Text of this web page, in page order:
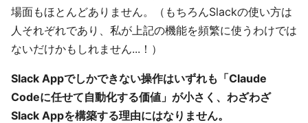
場面もほとんどありません。（もちろんSlackの使い方は
人それぞれであり、私が上記の機能を頻繁に使うわけでは
ないだけかもしれません...！）
Slack Appでしかできない操作はいずれも「Claude
Codeに任せて自動化する価値」が小さく、わざわざ
Slack Appを構築する理由にはなりません。